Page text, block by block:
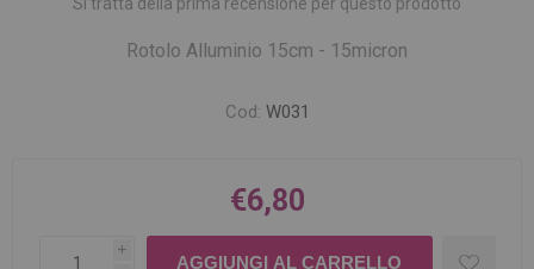
Rotolo Alluminio 15cm - 15micron
Cod: W031
€6,80
i